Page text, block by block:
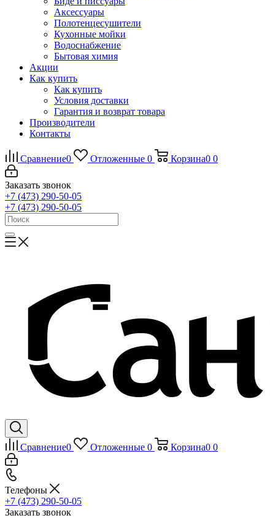
Аксессуары
Полотенцесушители
Кухонные мойки
Водоснабжение
Бытовая химия
Акции
Как купить
Как купить
Условия доставки
Гарантия и возврат товара
Производители
Контакты
Сравнение0 Отложенные 0 Корзина0 0
Заказать звонок
+7 (473) 290-50-05
+7 (473) 290-50-05
Сравнение0 Отложенные 0 Корзина0 0
Телефоны
+7 (473) 290-50-05
Заказать звонок